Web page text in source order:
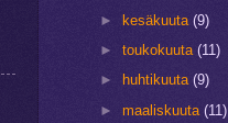
►
kesäkuuta(9)
►toukokuuta(11)
►
huhtikuuta(9)
►maaliskuuta(11)